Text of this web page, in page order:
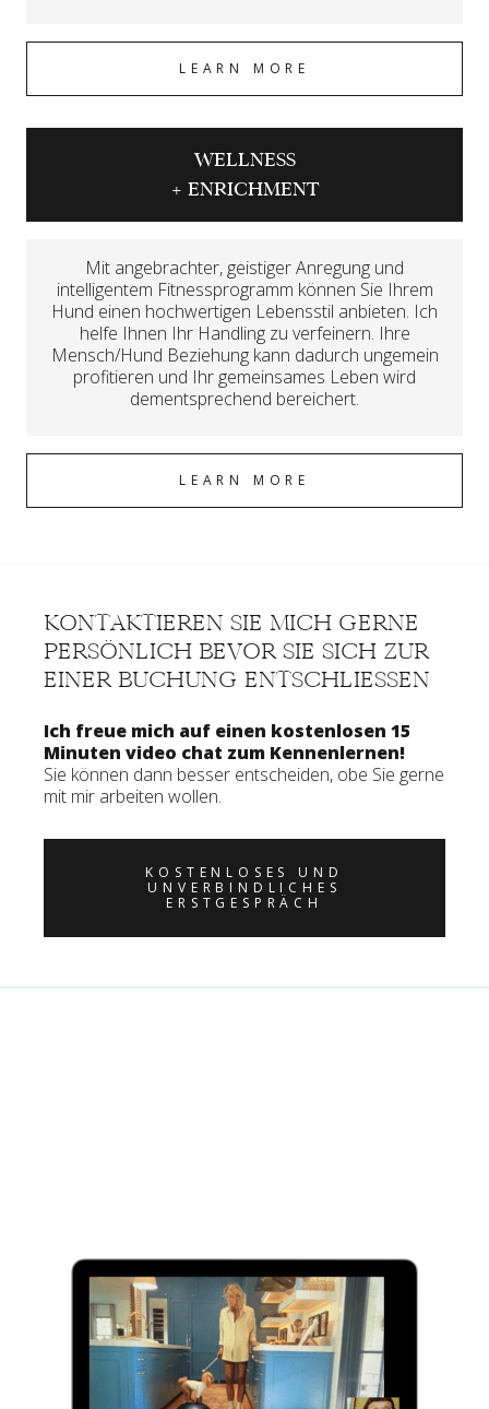
LEARN MORE
WELLNESS
+ ENRICHMENT
Mit angebrachter, geistiger Anregung und
intelligentem Fitnessprogramm können Sie Ihrem
Hund einen hochwertigen Lebensstil anbieten. Ich
helfe Ihnen Ihr Handling zu verfeinern. Ihre
Mensch/Hund Beziehung kann dadurch ungemein
profitieren und Ihr gemeinsames Leben wird
dementsprechend bereichert.
LEARN MORE
KONTAKTIEREN SIE MICH GERNE
PERSÖNLICH BEVOR SIE SICH ZUR
EINER BUCHUNG ENTSCHLIESSEN
Ich freue mich auf einen kostenlosen 15
Minuten video chat zum Kennenlernen!
Sie können dann besser entscheiden, obe Sie gerne
mit mir arbeiten wollen.
KOSTENLOSES UND
UNVERBINDLICHES
ERSTGESPRÄCH